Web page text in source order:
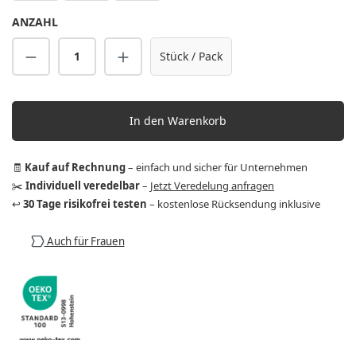
ANZAHL
Produkt Anzahl: Gib den gewünschten
Stück / Pack
In den Warenkorb
🧾 Kauf auf Rechnung– einfach und sicher für Unternehmen
✂️ Individuell veredelbar– Jetzt Veredelung anfragen
↩️ 30 Tage risikofrei testen – kostenlose Rücksendung inklusive
Auch für Frauen